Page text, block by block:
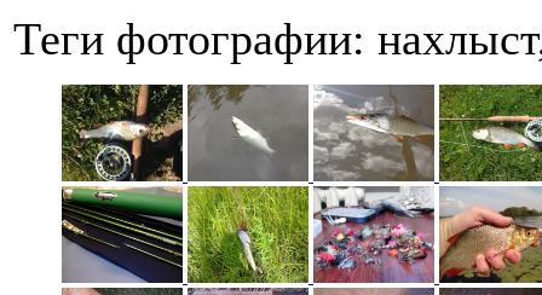
Теги фотографии: